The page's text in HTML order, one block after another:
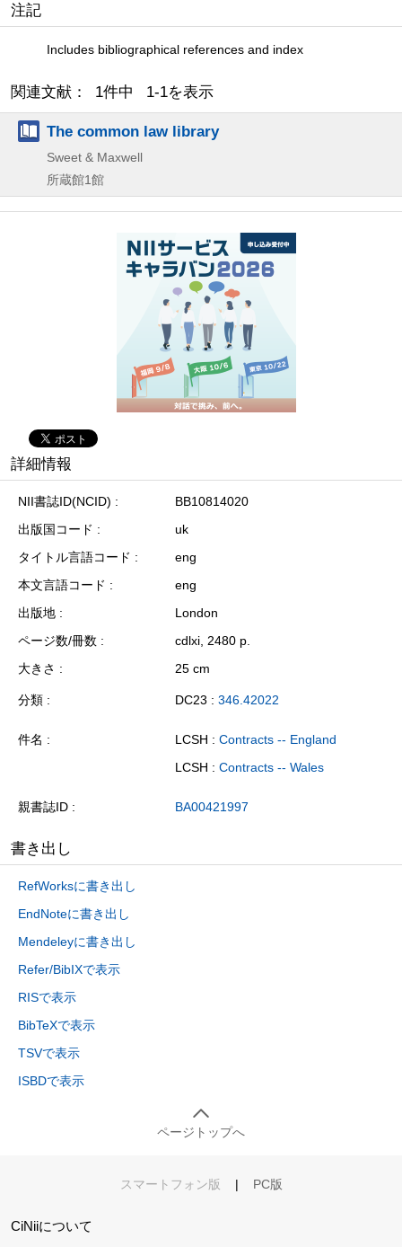
注記
Includes bibliographical references and index
関連文献： 1件中 1-1を表示
The common law library
Sweet & Maxwell
所蔵館1館
詳細情報
NII書誌ID(NCID)
BB10814020
出版国コード
uk
タイトル言語コード
eng
本文言語コード
eng
出版地
London
ページ数/冊数
cdlxi, 2480 p.
大きさ
25 cm
分類 DC23 : 346.42022
件名 LCSH : Contracts -- England
LCSH : Contracts -- Wales
親書誌ID BA00421997
書き出し
RefWorksに書き出し
EndNoteに書き出し
Mendeleyに書き出し
Refer/BibIXで表示
RISで表示
BibTeXで表示
TSVで表示
ISBDで表示
ページトップへ
スマートフォン版 | PC版
CiNiiについて